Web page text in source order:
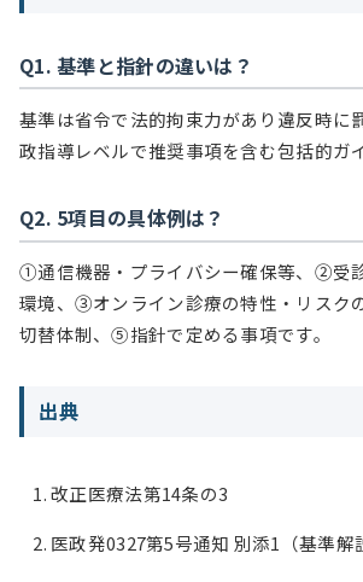
Q1. 基準と指針の違いは？
基準は省令で法的拘束力があり違反時に
政指導レベルで推奨事項を含む包括的ガ
Q2. 5項目の具体例は？
①通信機器・プライバシー確保等、②受
環境、③オンライン診療の特性・リスク
切替体制、⑤指針で定める事項です。
出典
改正医療法第14条の3
医政発0327第5号通知 別添1（基準解